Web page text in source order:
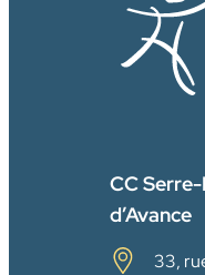
CC
d’Avance
33,